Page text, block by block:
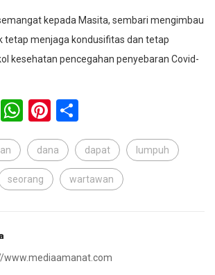
kepada Masita, sembari mengimbau
tetap menjaga kondusifitas dan tetap
kesehatan pencegahan penyebaran Covid-
EmailWhatsApp
Pinterest
dana dapat lumpuh
seorang wartawan
www.mediaamanat.com